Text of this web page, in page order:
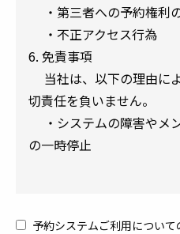
・第三者への予約権利
・不正アクセス行為
6. 免責事項
当社は、以下の理由に
切責任を負いません。
・システムの障害やメ
の一時停止
予約システムご利用につい